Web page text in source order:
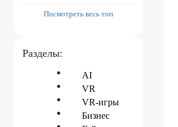
Посмотреть весь топ
Разделы:
AI
VR
VR-игры
Бизнес